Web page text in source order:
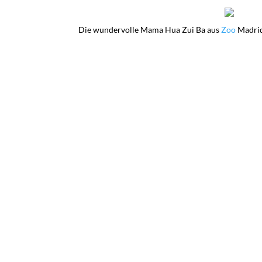
Die wundervolle Mama Hua Zui Ba ausZoo